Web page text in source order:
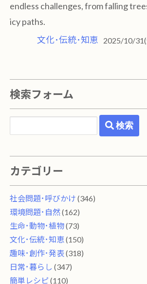
endless challenges, from falling
icy paths.
文化･伝統･知恵
2025/10/
検索フォーム
検索
カテゴリー
社会問題･呼びかけ (346)
環境問題･自然(162)
生命･動物･植物(73)
文化･伝統･知恵 (150)
趣味･創作･発表(318)
日常･暮らし (347)
簡単レシピ (110)